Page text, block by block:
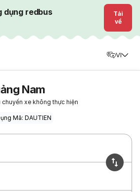
dụng redbus
Tải
về
VI
Nam
chuyến xe không thực hiện
Mã: DAUTIEN